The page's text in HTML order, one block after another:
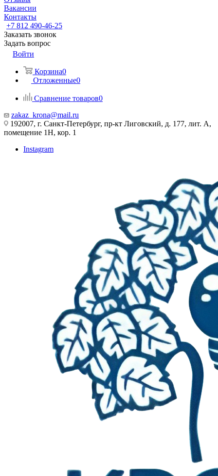
Вакансии
Контакты
+7 812 490-46-25
Заказать звонок
Задать вопрос
Войти
Корзина0
Отложенные0
Сравнение товаров0
zakaz_krona@mail.ru
192007, г. Санкт-Петербург, пр-кт Лиговский, д. 177, лит. А,
помещение 1Н, кор. 1
Instagram